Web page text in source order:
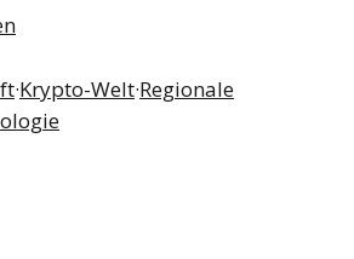
·Krypto-Welt·Regionale